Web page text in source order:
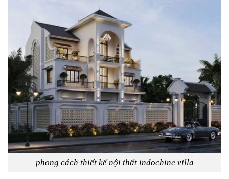
phong cách thiết kế nội thất indochine villa